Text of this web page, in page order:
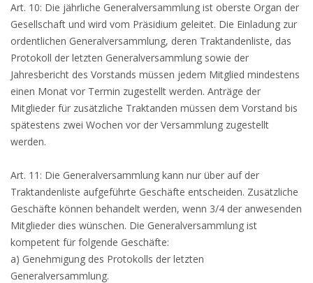
Art. 10: Die jährliche Generalversammlung ist oberste Organ der
Gesellschaft und wird vom Präsidium geleitet. Die Einladung zur
ordentlichen Generalversammlung, deren Traktandenliste, das
Protokoll der letzten Generalversammlung sowie der
Jahresbericht des Vorstands müssen jedem Mitglied mindestens
einen Monat vor Termin zugestellt werden. Anträge der
Mitglieder für zusätzliche Traktanden müssen dem Vorstand bis
spätestens zwei Wochen vor der Versammlung zugestellt
werden.
Art. 11: Die Generalversammlung kann nur über auf der
Traktandenliste aufgeführte Geschäfte entscheiden. Zusätzliche
Geschäfte können behandelt werden, wenn 3/4 der anwesenden
Mitglieder dies wünschen. Die Generalversammlung ist
kompetent für folgende Geschäfte:
a) Genehmigung des Protokolls der letzten
Generalversammlung.